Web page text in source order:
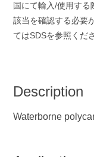
国にて輸入/使用す
該当を確認する必要
てはSDSを参照くだ
Description
Waterborne